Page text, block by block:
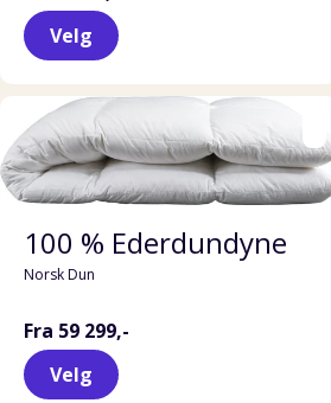
Velg
100 % Ederdundyne
Norsk Dun
Fra 59 299,-
Velg